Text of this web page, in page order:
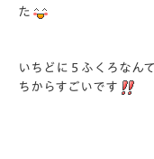
た
いちどに５ふくろなん
ちからすごいです